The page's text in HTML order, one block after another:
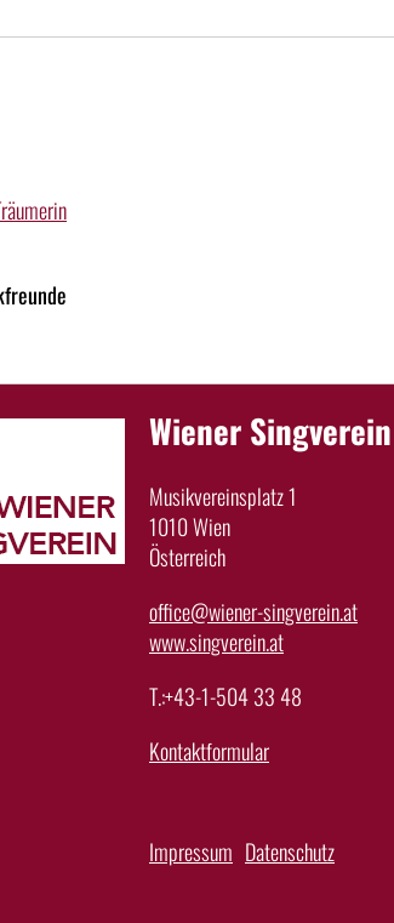
Wiener Singverein
Musikvereinsplatz 1
1010 Wien
Österreich
office@wiener-singverein.at
www.singverein.at
T.:+43-1-504 33 48
Kontaktformular
Impressum Datenschutz